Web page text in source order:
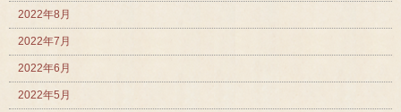
2022年8月
2022年7月
2022年6月
2022年5月